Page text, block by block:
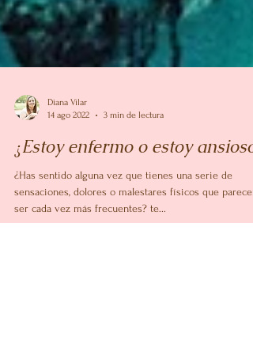
14 ago 2022
3 min de lectura
¿Estoy enfermo o estoy ansioso?
¿Has sentido alguna vez que tienes una serie de
sensaciones, dolores o malestares físicos que parecen